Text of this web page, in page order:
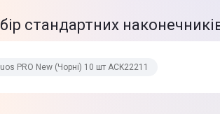
стандартних
PRO New (Чорні) 10 шт ACK22211